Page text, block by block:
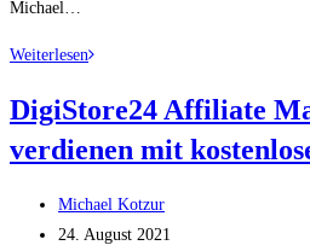
Michael…
WeiterlesenMit
Produkttests
aus
10.000€
DigiStore24 Affiliate
verdienen mit
Beitrags-
Autor:
Michael Kotzur
Beitrag
24. August 2021